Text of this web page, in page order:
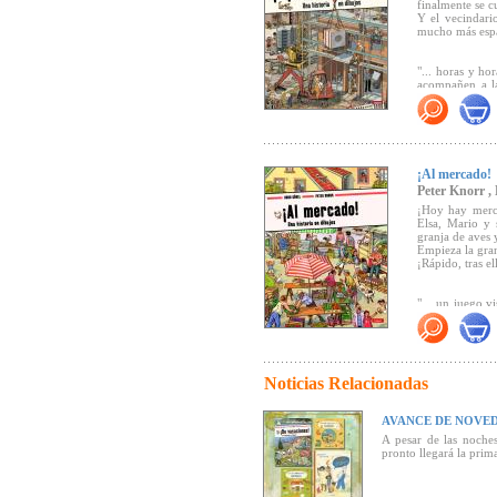
finalmente se
Y el
mucho más
"... horas y
acompañen a
estancia)" (
Haz clic aquí
¡Al mercado!
Peter Knorr ,
¡Hoy hay
Elsa, Mario y
granja de aves
Empieza la
¡Rápido, tras
"... un juego
diseñado con
Noticias Relacionadas
AVANCE DE
A pesar de las
pronto llegará la